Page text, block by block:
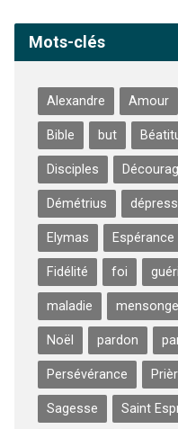
Mots-clés
Alexandre Amour
Bible but
Disciples
Démétrius
Elymas Espérance
Fidélité foi
maladie mensonge
Noël pardon
Persévérance
Sagesse Saint